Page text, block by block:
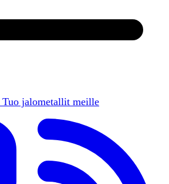
Tuo jalometallit meille